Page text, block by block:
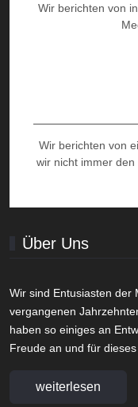
Wir berichten von
Wir berichten von
wir nicht immer
Über Uns
Wir sind Entusiasten der
vergangenen
haben so einiges an
Freude an und für
weiterlesen